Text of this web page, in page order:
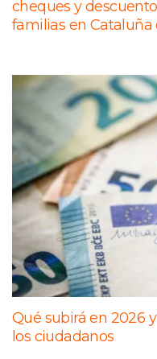
cheques y
familias en Cataluña
Qué subirá en 2026
los ciudadanos